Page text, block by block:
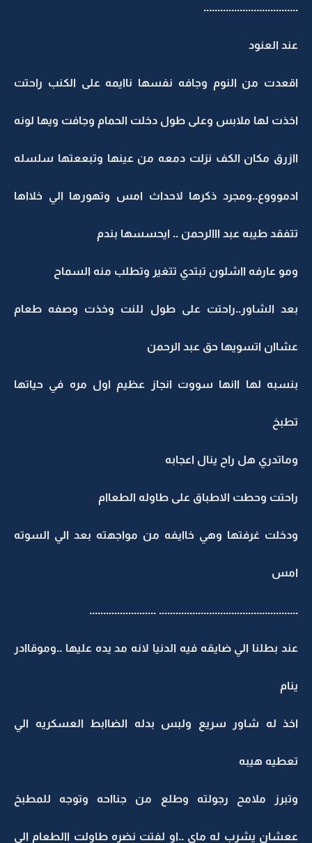
..................................
عند العنود
اقعدت من النوم وجافه نفسها ناايمه على الكنب راحتت
اخذت لها ملابس وعلى طول دخلت الحمام وجافت ويها لونه
اازرق مكان الكف نزلت دمعه من عينها وتبععتها سلسله
ادموووع..ومجرد ذكرها لاحداث امس وتهورها الي خلااها
تتفقد طيبه عبد ااالرحمن .. ايحسسها بندم
ومو عارفه ااشلون تبتدي تتغير وتطلب منه السماح
بعد الشاور..راحتت على طول للنت وخذت وصفه طعام
عشاان اتسويها حق عبد الرحمن
بنسبه لها اانها سووت انجاز عظيم اول مره في حياتها
تطبخ
وماتدري هل راح ينال اعجابه
راحتت وحطت الاطباق على طاوله الطعاام
ودخلت غرفتها وهي خاايفه من مواجهته بعد الي السوته
امس
.................................................. ........................
عند بطلنا الي ضايقه فيه الدنيا لانه مد يده عليها ..وموقاادر
ينام
اخذ له شاور سريع ولبس بدله الضاابط العسكريه الي
تعطيه هيبه
وتبرز ملامح رجولته وطلع من جنااحه وتوجه للمطبخ
ععشان يشرب له ماي ..او لفتت نضره طاولت االطعام الي